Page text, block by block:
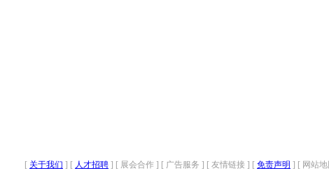
[ 关于我们 ] [ 人才招聘 ] [ 展会合作 ] [ 广告服务 ] [ 友情链接 ] [ 免责声明 ] [ 网站地